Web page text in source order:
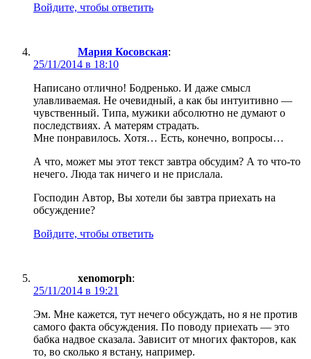
Войдите, чтобы ответить
Мария Косовская:
25/11/2014 в 18:10
Написано отлично! Бодренько. И даже смысл
улавливаемая. Не очевидный, а как бы интуитивно —
чувственный. Типа, мужики абсолютно не думают о
последствиях. А матерям страдать.
Мне понравилось. Хотя… Есть, конечно, вопросы…
А что, может мы этот текст завтра обсудим? А то что-то
нечего. Люда так ничего и не прислала.
Господин Автор, Вы хотели бы завтра приехать на
обсуждение?
Войдите, чтобы ответить
xenomorph:
25/11/2014 в 19:21
Эм. Мне кажется, тут нечего обсуждать, но я не против
самого факта обсуждения. По поводу приехать — это
бабка надвое сказала. Зависит от многих факторов, как
то, во сколько я встану, например.